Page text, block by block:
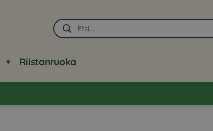
Products
search
Riistanruoka